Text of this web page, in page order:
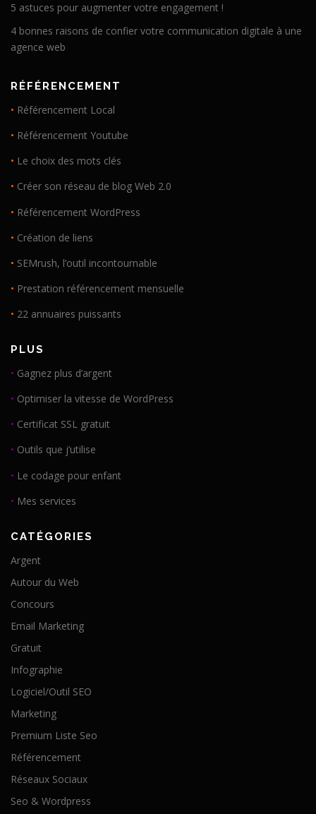
5 astuces pour augmenter votre engagement !
4 bonnes raisons de confier votre communication digitale à une
agence web
RÉFÉRENCEMENT
• Référencement Local
• Référencement Youtube
• Le choix des mots clés
• Créer son réseau de blog Web 2.0
• Référencement WordPress
• Création de liens
• SEMrush, l’outil incontournable
• Prestation référencement mensuelle
• 22 annuaires puissants
PLUS
• Gagnez plus d’argent
• Optimiser la vitesse de WordPress
• Certificat SSL gratuit
• Outils que j’utilise
• Le codage pour enfant
• Mes services
CATÉGORIES
Argent
Autour du Web
Concours
Email Marketing
Gratuit
Infographie
Logiciel/Outil SEO
Marketing
Premium Liste Seo
Référencement
Réseaux Sociaux
Seo & Wordpress